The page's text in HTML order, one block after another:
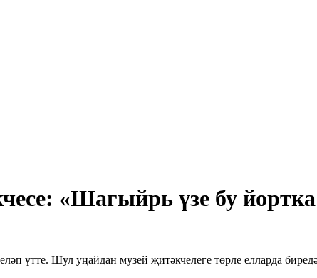
«Шагыйрь үзе бу
үтте. Шул уңайдан музей җитәкчелеге төрле елларда